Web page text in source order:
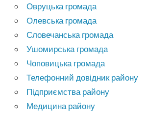
Овруцька громада
Олевська громада
Словечанська громада
Ушомирська громада
Чоповицька громада
Телефонний довідник району
Підприємства району
Медицина району